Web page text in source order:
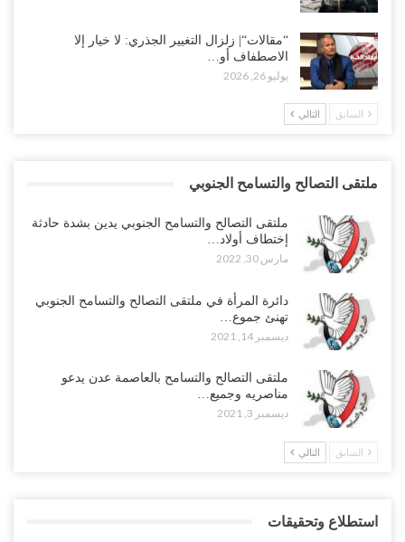
“مقالات“| زلزال التغيير الجذري: لا خيار إلا
الاصطفاف أو…
يوليو 26, 2026
السابق التالي
ملتقى التصالح والتسامح الجنوبي
ملتقى التصالح والتسامح الجنوبي يدين بشدة حادثة
إختطاف أولاد…
مارس 30, 2022
دائرة المرأة في ملتقى التصالح والتسامح الجنوبي
تهنئ جموع…
ديسمبر 14, 2021
ملتقى التصالح والتسامح بالعاصمة عدن يدعو
مناصريه وجميع…
ديسمبر 3, 2021
السابق التالي
استطلاع وتحقيقات